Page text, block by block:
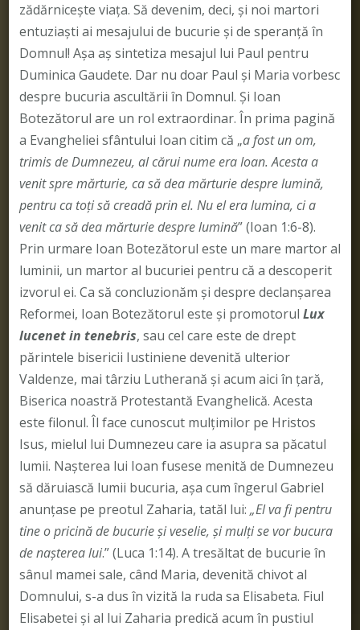
zădărniceşte viaţa. Să devenim, deci, şi noi martori
entuziaşti ai mesajului de bucurie şi de speranţă în
Domnul! Așa aș sintetiza mesajul lui Paul pentru
Duminica Gaudete. Dar nu doar Paul și Maria vorbesc
despre bucuria ascultării în Domnul. Și Ioan
Botezătorul are un rol extraordinar. În prima pagină
a Evangheliei sfântului Ioan citim că „a fost un om,
trimis de Dumnezeu, al cărui nume era Ioan. Acesta a
venit spre mărturie, ca să dea mărturie despre lumină,
pentru ca toţi să creadă prin el. Nu el era lumina, ci a
venit ca să dea mărturie despre lumină” (Ioan 1:6-8).
Prin urmare Ioan Botezătorul este un mare martor al
luminii, un martor al bucuriei pentru că a descoperit
izvorul ei. Ca să concluzionăm și despre declanșarea
Reformei, Ioan Botezătorul este și promotorul Lux
lucenet in tenebris, sau cel care este de drept
părintele bisericii Iustiniene devenită ulterior
Valdenze, mai târziu Lutherană și acum aici în țară,
Biserica noastră Protestantă Evanghelică. Acesta
este filonul. Îl face cunoscut mulţimilor pe Hristos
Isus, mielul lui Dumnezeu care ia asupra sa păcatul
lumii. Naşterea lui Ioan fusese menită de Dumnezeu
să dăruiască lumii bucuria, aşa cum îngerul Gabriel
anunţase pe preotul Zaharia, tatăl lui: „El va fi pentru
tine o pricină de bucurie şi veselie, şi mulţi se vor bucura
de naşterea lui.” (Luca 1:14). A tresăltat de bucurie în
sânul mamei sale, când Maria, devenită chivot al
Domnului, s-a dus în vizită la ruda sa Elisabeta. Fiul
Elisabetei şi al lui Zaharia predică acum în pustiul